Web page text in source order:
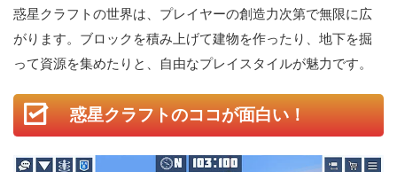
惑星クラフトの世界は、プレイヤーの創造力次第で無限に広
がります。ブロックを積み上げて建物を作ったり、地下を掘
って資源を集めたりと、自由なプレイスタイルが魅力です。
惑星クラフトのココが面白い！